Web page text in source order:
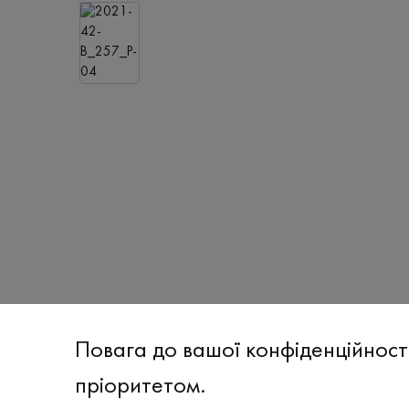
Повага до вашої
пріоритетом.